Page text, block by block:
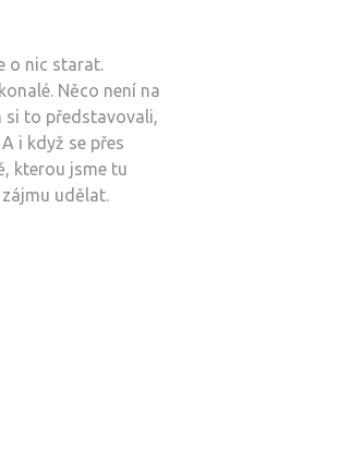
o nic starat.
Něco není na
si to představovali,
i když se přes
kterou jsme tu
udělat.